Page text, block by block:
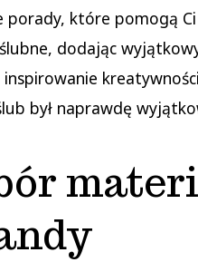
porady, które pomogą
dodając
inspirowanie
był naprawdę